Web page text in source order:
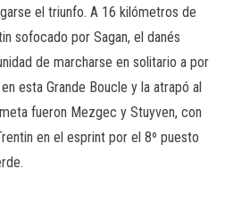
el triunfo. A 16 kilómetros de
sofocado por Sagan, el danés
de marcharse en solitario a por
esta Grande Boucle y la atrapó al
fueron Mezgec y Stuyven, con
en el esprint por el 8º puesto